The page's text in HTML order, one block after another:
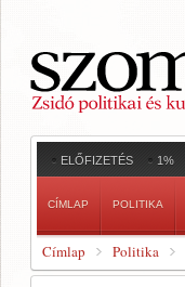
ELŐFIZETÉS 1%
CÍMLAP POLITIKA
Címlap Politika